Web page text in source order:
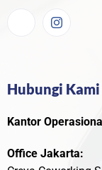
Hubungi Kami
Kantor
Office Jakarta: